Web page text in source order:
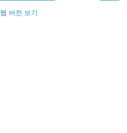
웹 버전 보기